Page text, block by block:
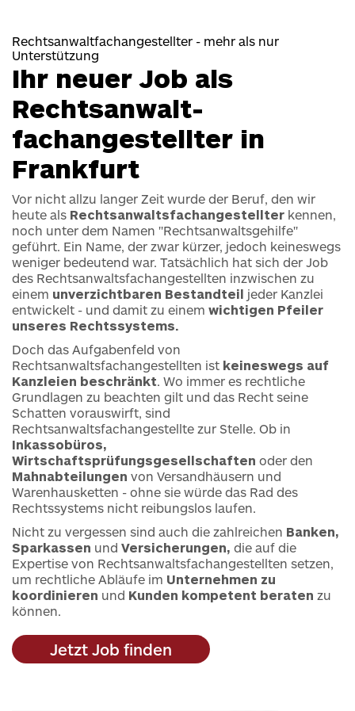
Rechtsanwaltfachangestellter - mehr als nur
Unterstützung
Ihr neuer Job als
Rechtsanwalt­
fachangestellter in
Frankfurt
Vor nicht allzu langer Zeit wurde der Beruf, den wir
heute als Rechtsanwaltsfachangestellter kennen,
noch unter dem Namen "Rechtsanwaltsgehilfe"
geführt. Ein Name, der zwar kürzer, jedoch keineswegs
weniger bedeutend war. Tatsächlich hat sich der Job
des Rechtsanwaltsfachangestellten inzwischen zu
einem unverzichtbaren Bestandteil jeder Kanzlei
entwickelt - und damit zu einem wichtigen Pfeiler
unseres Rechtssystems.
Doch das Aufgabenfeld von
Rechtsanwaltsfachangestellten ist keineswegs auf
Kanzleien beschränkt . Wo immer es rechtliche
Grundlagen zu beachten gilt und das Recht seine
Schatten vorauswirft, sind
Rechtsanwaltsfachangestellte zur Stelle. Ob in
Inkassobüros,
Wirtschaftsprüfungsgesellschaften oder den
Mahnabteilungen von Versandhäusern und
Warenhausketten - ohne sie würde das Rad des
Rechtssystems nicht reibungslos laufen.
Nicht zu vergessen sind auch die zahlreichen Banken,
Sparkassen und Versicherungen, die auf die
Expertise von Rechtsanwaltsfachangestellten setzen,
um rechtliche Abläufe im Unternehmen zu
koordinieren und Kunden kompetent beraten zu
können.
Jetzt Job finden